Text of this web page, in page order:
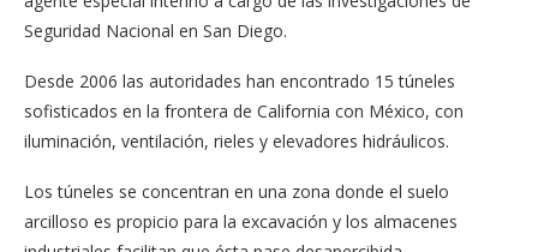
Seguridad Nacional en San Diego.
Desde 2006 las autoridades han encontrado 15 túneles
sofisticados en la frontera de California con México, con
iluminación, ventilación, rieles y elevadores hidráulicos.
Los túneles se concentran en una zona donde el suelo
arcilloso es propicio para la excavación y los almacenes